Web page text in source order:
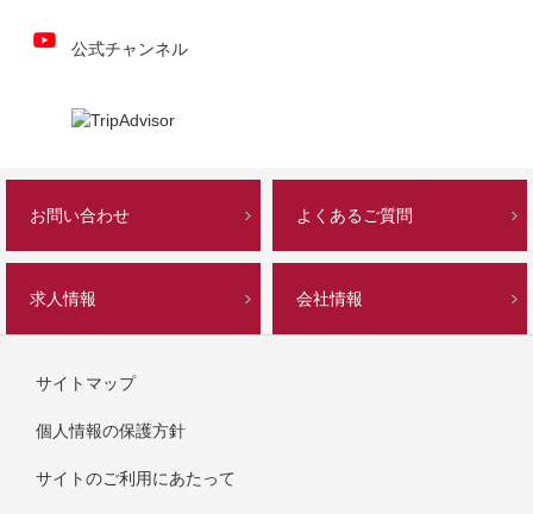
公式チャンネル
お問い合わせ よくあるご質問
求人情報 会社情報
サイトマップ
個人情報の保護方針
サイトのご利用にあたって